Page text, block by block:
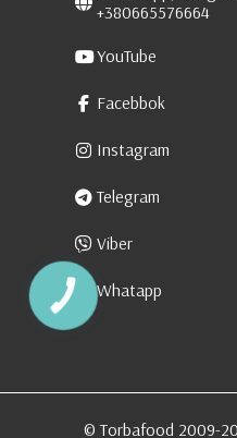
+380665576664
YouTube
Facebbok
Instagram
Telegram
Viber
Whatapp
© Torbafood 2009-
КНОПКА
ЗВ'ЯЗКУ